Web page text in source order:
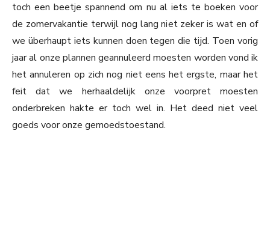
toch een beetje spannend om nu al iets te boeken voor
de zomervakantie terwijl nog lang niet zeker is wat en of
we überhaupt iets kunnen doen tegen die tijd. Toen vorig
jaar al onze plannen geannuleerd moesten worden vond ik
het annuleren op zich nog niet eens het ergste, maar het
feit dat we herhaaldelijk onze voorpret moesten
onderbreken hakte er toch wel in. Het deed niet veel
goeds voor onze gemoedstoestand.